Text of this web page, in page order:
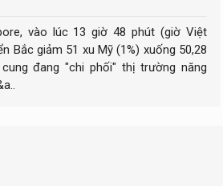
vào lúc 13 giờ 48 phút (giờ Việt
Bắc giảm 51 xu Mỹ (1%) xuống 50,28
đang "chi phối" thị trường năng